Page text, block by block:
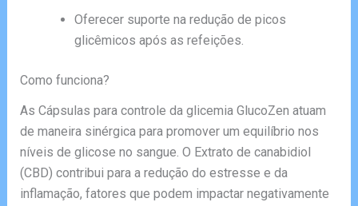
Oferecer suporte na redução de picos
glicêmicos após as refeições.
Como funciona?
As Cápsulas para controle da glicemia GlucoZen atuam
de maneira sinérgica para promover um equilíbrio nos
níveis de glicose no sangue. O Extrato de canabidiol
(CBD) contribui para a redução do estresse e da
inflamação, fatores que podem impactar negativamente